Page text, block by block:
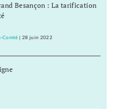
Besançon : La tarification
Comté 28 juin 2022